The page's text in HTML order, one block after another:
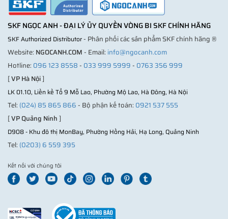
SKF NGỌC ANH - ĐẠI LÝ ỦY QUYỀN VÒNG BI SKF CHÍNH HÃNG
SKF Authorized Distributor- Phân phối các sản phẩm SKF chính hãng ®
Website: NGOCANH.COM- Email: info@ngocanh.com
Hotline: 096 123 8558- 033 999 5999- 0763 356 999
[VP Hà Nội]
LK 01.10, Liền kề Tổ 9 Mỗ Lao, Phường Mộ Lao, Hà Đông, Hà Nội
Tel: (024) 85 865 866- Bộ phận kế toán: 0921 537 555
[VP Quảng Ninh]
D908 - Khu đô thị MonBay, Phường Hồng Hải, Hạ Long, Quảng Ninh
Tel: (0203) 6 559 395
Kết nối với chúng tôi